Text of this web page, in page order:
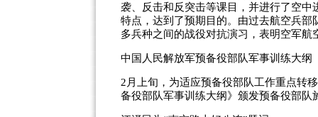
袭、反击和反突击等课目，并进行了空
特点，达到了预期目的。由过去航空兵
多兵种之间的战役对抗演习，表明空军
中国人民解放军预备役部队军事训练大纲
2月上旬，为适应预备役部队工作重点转
备役部队军事训练大纲》颁发预备役部队